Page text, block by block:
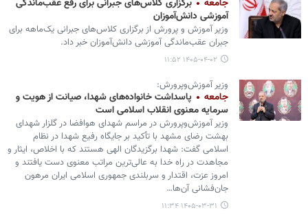
جامعه
برگزاری کلاس‌های جبرانی برای رفع عقب‌ماندگی
آموزشی دانش‌آموزان
وزیر آموزش و پرورش از برگزاری کلاس‌های جبرانی یک‌ماهه برای
جبران عقب‌ماندگی آموزشی دانش‌آموزان خبر داد.
۱۴۰۵-۰۴-۰۲ ۱۱:۵۲
وزیر آموزش‌وپرورش:
جامعه
پاسداشت خانواده‌های شهدا، صیانت از هویت و
سرمایه معنوی انقلاب اسلامی است
وزیر آموزش‌وپرورش در مراسم شهدای هوافضا در گلزار شهدای
بهشت رضای مشهد با تأکید بر جایگاه رفیع شهدا در نظام
اسلامی گفت: شهدا برگزیدگان الهی هستند که با اخلاص، ایثار و
مجاهدت در راه خدا به عالی‌ترین مراتب معنوی دست یافتند و
امروز عزت، اقتدار و سربلندی جمهوری اسلامی ایران مرهون
جان‌فشانی‌ آن‌ها…
۱۴۰۵-۰۳-۳۱ ۱۱:۳۴